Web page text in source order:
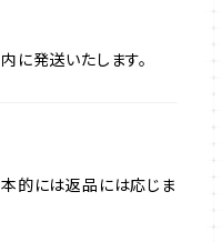
に発送いたします。
的には返品には応じま